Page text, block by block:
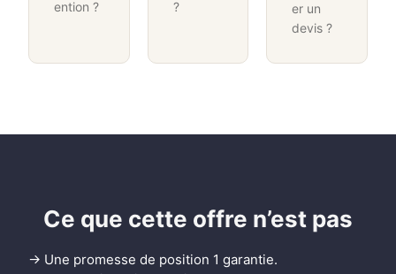
ention ?
?
er un
devis ?
Ce que cette offre n’est pas
→ Une promesse de position 1 garantie.